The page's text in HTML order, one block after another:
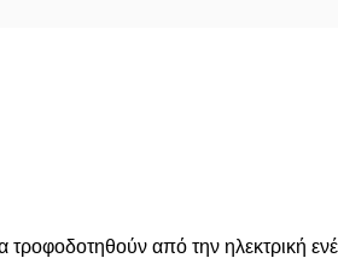
από την ηλεκτρική